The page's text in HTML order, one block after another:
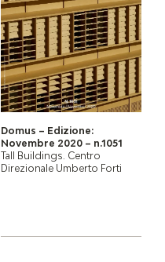
Domus – Edizione:
Novembre 2020 – n.1051
Tall Buildings. Centro
Direzionale Umberto Forti